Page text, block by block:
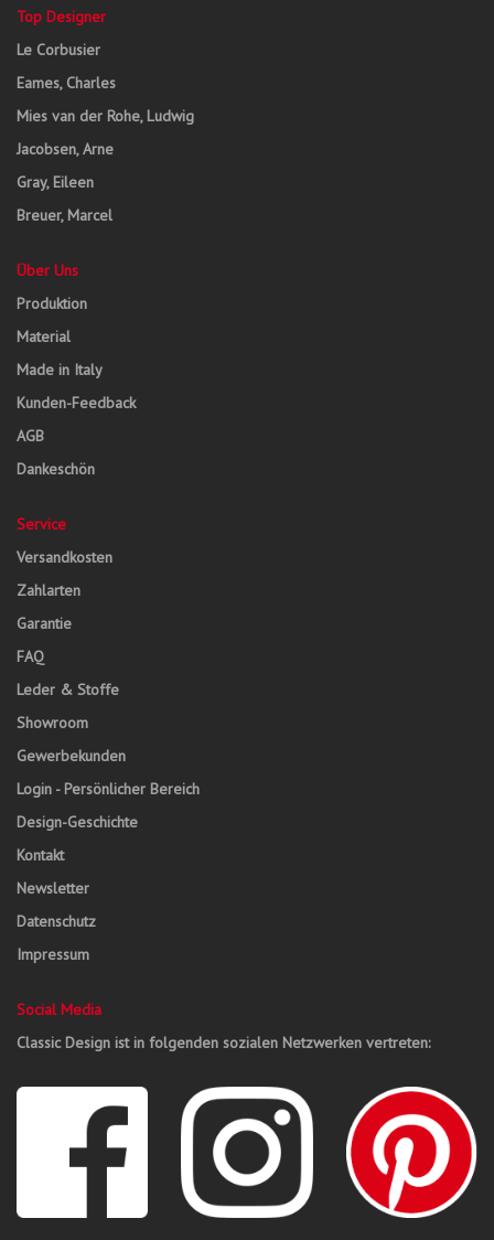
Top Designer
Le Corbusier
Eames, Charles
Mies van der Rohe, Ludwig
Jacobsen, Arne
Gray, Eileen
Breuer, Marcel
Über Uns
Produktion
Material
Made in Italy
Kunden-Feedback
AGB
Dankeschön
Service
Versandkosten
Zahlarten
Garantie
FAQ
Leder & Stoffe
Showroom
Gewerbekunden
Login - Persönlicher Bereich
Design-Geschichte
Kontakt
Newsletter
Datenschutz
Impressum
Social Media
Classic Design ist in folgenden sozialen Netzwerken vertreten: